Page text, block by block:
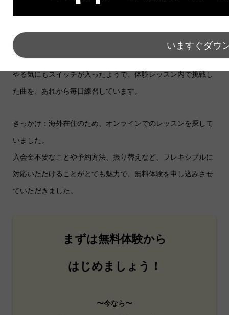
ッスンを受けていました。
これからのレッスンの方向性や雰囲気も分かり、とてもよかっ
たです。
やる気にもスイッチが入ったようで、体験レッスン内で挑戦し
た曲を、あれから毎日練習しています。
きっかけ：海外在住のため、オンラインでのレッスンを探して
いました。
入会金不要なことや予約方法、振り替えなど、フレキシブルに
対応いただけることがとても魅力で、無料体験を申し込みさせ
ていただきました。
まずは無料体験から
はじめましょう！
〜今なら〜
いますぐダウ